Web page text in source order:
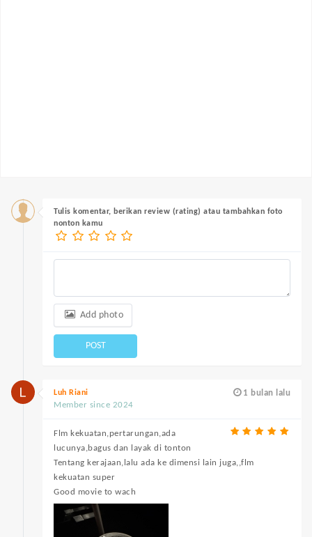
Tulis komentar, berikan review (rating) atau tambahkan foto
nonton kamu
Add photo
POST
1 bulan lalu
Luh Riani
Member since 2024
Flm kekuatan,pertarungan,ada
lucunya,bagus dan layak di tonton
Tentang kerajaan,lalu ada ke dimensi lain juga,,flm
kekuatan super
Good movie to wach